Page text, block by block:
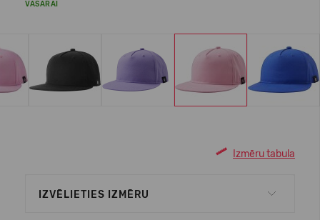
VASARAI
Izmēru tabula
IZVĒLIETIES IZMĒRU